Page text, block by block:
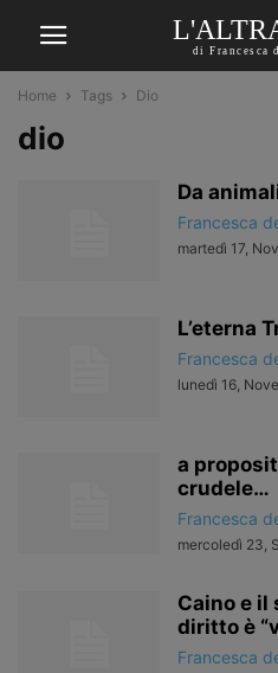
di Francesca
Home Tags Dio
dio
Da
Francesca
martedì 17,
L’eterna
Francesca
lunedì 16,
a
crudele…
Francesca
mercoledì 23,
Caino e il
diritto è
Francesca